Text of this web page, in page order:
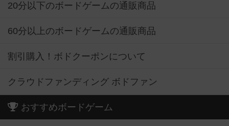
20分以下のボードゲームの通販商品
60分以上のボードゲームの通販商品
割引購入！ボドクーポンについて
クラウドファンディング ボドファン
おすすめボードゲーム